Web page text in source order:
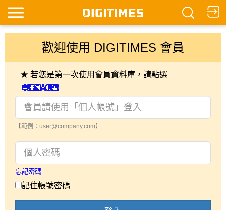
歡迎使用 DIGITIMES 會員
★ 若您是第一次使用會員資料庫，請點選
【範例：user@company.com】
忘記密碼
記住帳號密碼